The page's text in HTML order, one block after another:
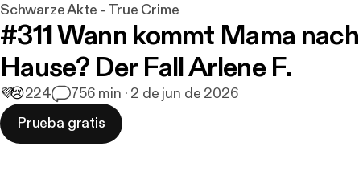
Schwarze Akte - True Crime
#311 Wann kommt Mama nach
Hause? Der Fall Arlene F.
💜😢224 756 min · 2 de jun de 2026
Prueba gratis